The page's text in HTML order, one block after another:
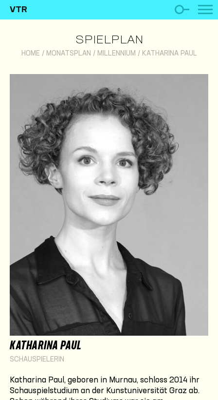
VTR
SPIELPLAN
HOME / MONATSPLAN / MILLENNIUM / KATHARINA PAUL
KATHARINA PAUL
SCHAUSPIELERIN
Katharina Paul, geboren in Murnau, schloss 2014 ihr
Schauspielstudium an der Kunstuniversität Graz ab.